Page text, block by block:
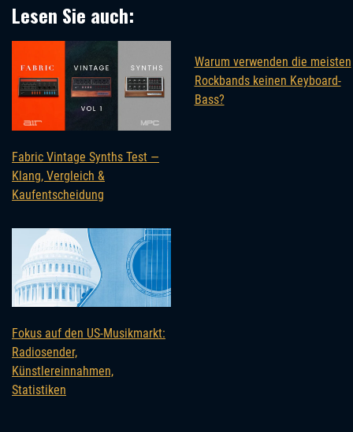
Lesen Sie auch:
Fabric Vintage Synths Test —
Klang, Vergleich &
Kaufentscheidung
Warum verwenden die meisten
Rockbands keinen Keyboard-
Bass?
Fokus auf den US-Musikmarkt:
Radiosender,
Künstlereinnahmen,
Statistiken